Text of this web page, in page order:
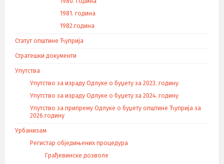
1981. година
1982.година
Статут општине Ћуприја
Стратешки документи
Упутства
Упутство за израду Одлуке о буџету за 2023. годину
Упутство за израду Одлуке о буџету за 2024. годину
Упутство за припрему Одлуке о буџету општине Ћуприја за
2026.годину
Урбанизам
Регистар обједињених процедура
Грађевинске дозволе